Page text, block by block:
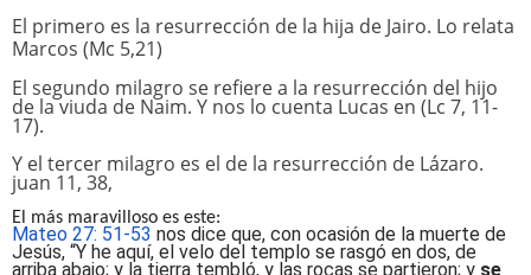
El primero es la resurrección de la hija de Jairo. Lo relata
Marcos (Mc 5,21)
El segundo milagro se refiere a la resurrección del hijo
de la viuda de Naim. Y nos lo cuenta Lucas en (Lc 7, 11-
17).
Y el tercer milagro es el de la resurrección de Lázaro.
juan 11, 38,
El más maravilloso es este:
Mateo 27: 51-53 nos dice que, con ocasión de la muerte de
Jesús, “Y he aquí, el velo del templo se rasgó en dos, de
arriba abajo; y la tierra tembló, y las rocas se partieron; y se